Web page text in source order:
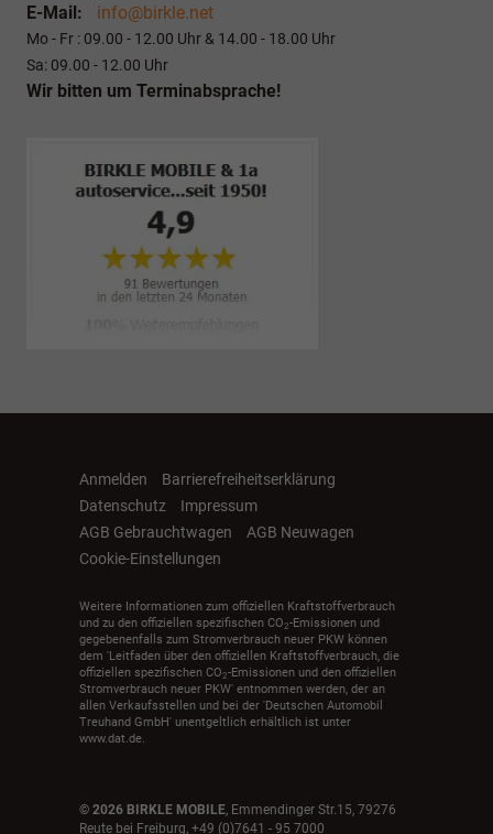
E-Mail:
info@birkle.net
Mo - Fr : 09.00 - 12.00 Uhr & 14.00 - 18.00 Uhr
Sa: 09.00 - 12.00 Uhr
Wir bitten um Terminabsprache!
Anmelden
Barrierefreiheitserklärung
Datenschutz
Impressum
AGB Gebrauchtwagen
AGB Neuwagen
Cookie-Einstellungen
Weitere Informationen zum offiziellen Kraftstoffverbrauch
und zu den offiziellen spezifischen CO2-Emissionen und
gegebenenfalls zum Stromverbrauch neuer PKW können
dem 'Leitfaden über den offiziellen Kraftstoffverbrauch, die
offiziellen spezifischen CO2-Emissionen und den offiziellen
Stromverbrauch neuer PKW' entnommen werden, der an
allen Verkaufsstellen und bei der 'Deutschen Automobil
Treuhand GmbH' unentgeltlich erhältlich ist unter
www.dat.de.
© 2026 BIRKLE MOBILE Emmendinger Str.15 79276
Reute bei Freiburg, +49 (0)7641 - 95 7000